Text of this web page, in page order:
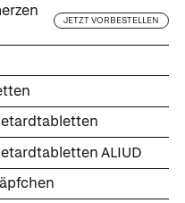
JETZT VORBESTELLEN
ALIUD